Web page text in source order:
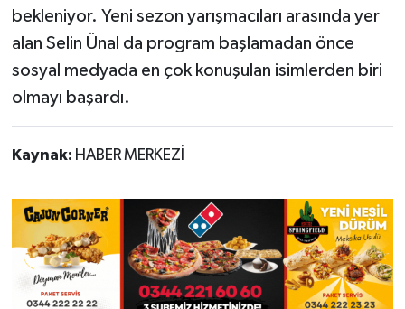
bekleniyor. Yeni sezon yarışmacıları arasında yer
alan Selin Ünal da program başlamadan önce
sosyal medyada en çok konuşulan isimlerden biri
olmayı başardı.
Kaynak: HABER MERKEZİ